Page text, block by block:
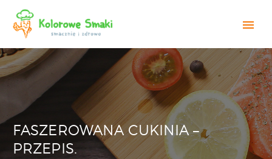
FASZEROWANA CUKINIA –
PRZEPIS.